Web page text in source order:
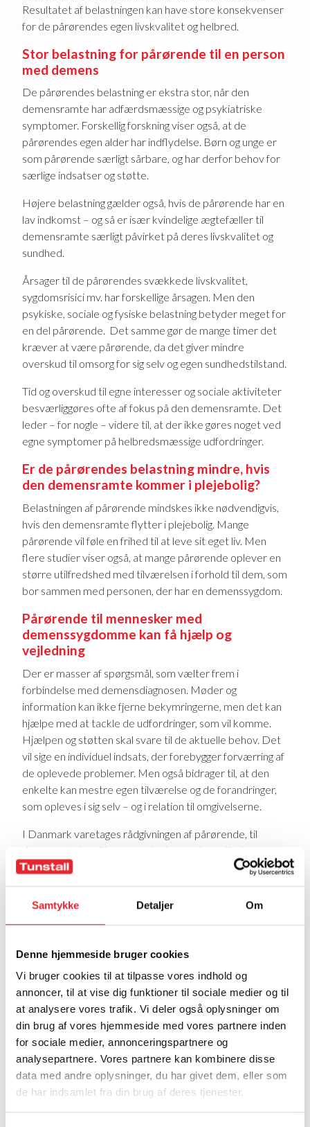
Samtykke Detaljer Om
Denne hjemmeside bruger cookies
Vi bruger cookies til at tilpasse vores indhold og
annoncer, til at vise dig funktioner til sociale medier og til
at analysere vores trafik. Vi deler også oplysninger om
din brug af vores hjemmeside med vores partnere inden
for sociale medier, annonceringspartnere og
analysepartnere. Vores partnere kan kombinere disse
data med andre oplysninger, du har givet dem, eller som
de har indsamlet fra din brug af deres tjenester.
Resultatet af belastningen kan have store konsekvenser
for de pårørendes egen livskvalitet og helbred.
Stor belastning for pårørende til en person
med demens
De pårørendes belastning er ekstra stor, når den
demensramte har adfærdsmæssige og psykiatriske
symptomer. Forskellig forskning viser også, at de
pårørendes egen alder har indflydelse. Børn og unge er
som pårørende særligt sårbare, og har derfor behov for
særlige indsatser og støtte.
Højere belastning gælder også, hvis de pårørende har en
lav indkomst – og så er især kvindelige ægtefæller til
demensramte særligt påvirket på deres livskvalitet og
sundhed.
Årsager til de pårørendes svækkede livskvalitet,
sygdomsrisici mv. har forskellige årsagen. Men den
psykiske, sociale og fysiske belastning betyder meget for
en del pårørende. Det samme gør de mange timer det
kræver at være pårørende, da det giver mindre
overskud til omsorg for sig selv og egen sundhedstilstand.
Tid og overskud til egne interesser og sociale aktiviteter
besværliggøres ofte af fokus på den demensramte. Det
leder – for nogle – videre til, at der ikke gøres noget ved
egne symptomer på helbredsmæssige udfordringer.
Er de pårørendes belastning mindre, hvis
den demensramte kommer i plejebolig?
Belastningen af pårørende mindskes ikke nødvendigvis,
hvis den demensramte flytter i plejebolig. Mange
pårørende vil føle en frihed til at leve sit eget liv. Men
flere studier viser også, at mange pårørende oplever en
større utilfredshed med tilværelsen i forhold til dem, som
bor sammen med personen, der har en demenssygdom.
Pårørende til mennesker med
demenssygdomme kan få hjælp og
vejledning
Der er masser af spørgsmål, som vælter frem i
forbindelse med demensdiagnosen. Møder og
information kan ikke fjerne bekymringerne, men det kan
hjælpe med at tackle de udfordringer, som vil komme.
Hjælpen og støtten skal svare til de aktuelle behov. Det
vil sige en individuel indsats, der forebygger forværring af
de oplevede problemer. Men også bidrager til, at den
enkelte kan mestre egen tilværelse og de forandringer,
som opleves i sig selv – og i relation til omgivelserne.
I Danmark varetages rådgivningen af pårørende, til
demensramte, af kommunale demenskoordinatorer.
Demenskoordinatorer findes i alle kommuner, men kan
dog have andre jobtitler, såsom demenskonsulent,
demenssygeplejerske eller andet.
Demenskoordinatorer
Demenskoordinatorer varetager typisk opgaver i
til eksterne aktører som fx alment praktiserende læger
og sygehuse (primært udredningsklinikker).
Demenskoordinatorer fungerer primært som:
Rådgivere
Videnspersoner
Undervisere
Koordinatorer